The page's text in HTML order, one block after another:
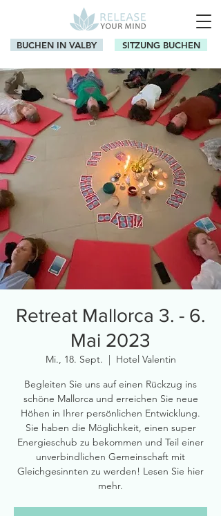
BUCHEN IN VALBY SITZUNG BUCHEN
Retreat Mallorca 3. - 6.
Mai 2023
Mi., 18. Sept.
  |
Hotel Valentin
Begleiten Sie uns auf einen Rückzug ins
schöne Mallorca und erreichen Sie neue
Höhen in Ihrer persönlichen Entwicklung.
Sie haben die Möglichkeit, einen super
Energieschub zu bekommen und Teil einer
unverbindlichen Gemeinschaft mit
Gleichgesinnten zu werden! Lesen Sie hier
mehr.